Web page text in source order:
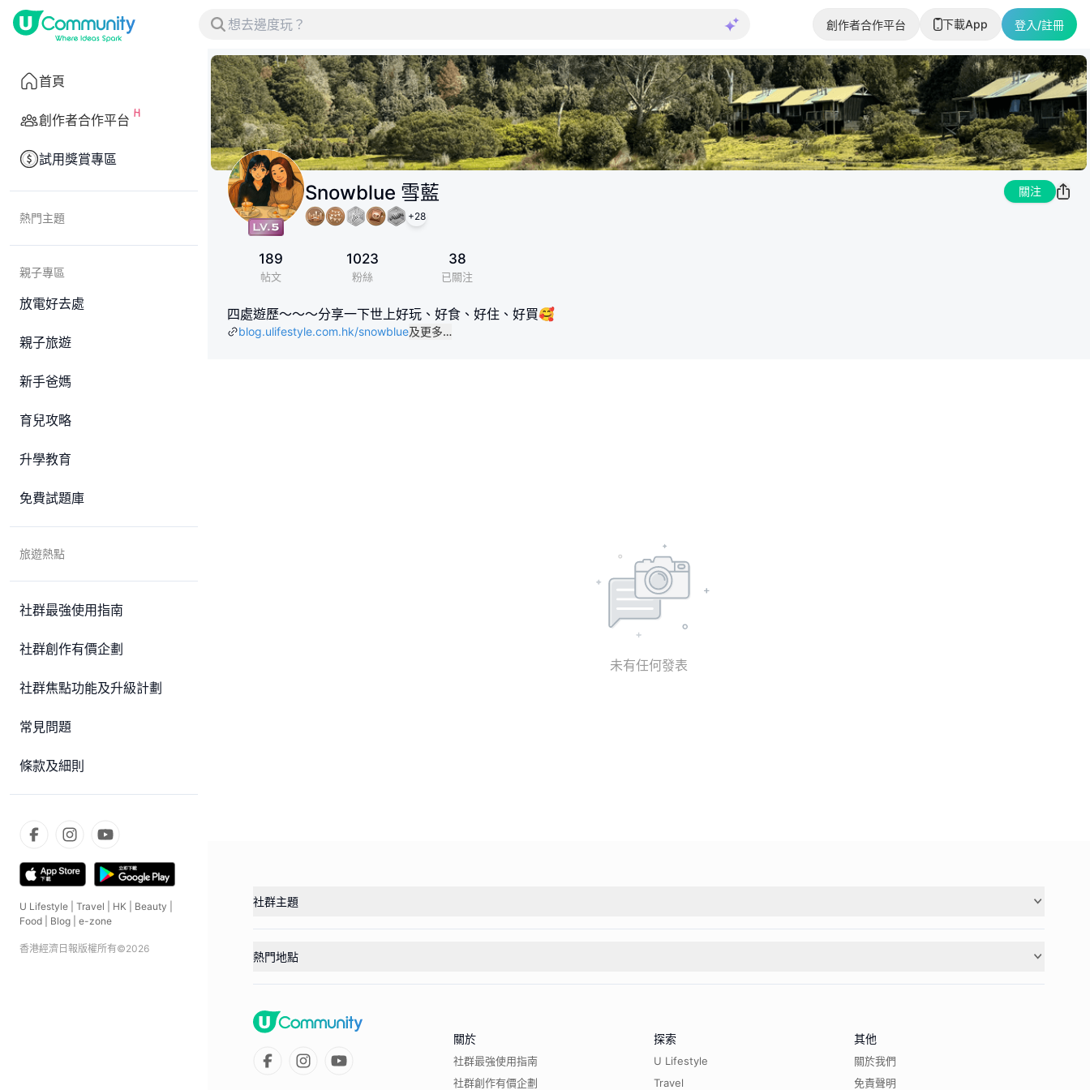
創作者合作平台 下載App 登入/註冊
首頁
創作者合作平台
試用獎賞專區
熱門主題
親子專區
放電好去處
親子旅遊
新手爸媽
育兒攻略
升學教育
免費試題庫
旅遊熱點
社群最強使用指南
社群創作有價企劃
社群焦點功能及升級計劃
常見問題
條款及細則
U Lifestyle Travel HK Beauty
Food
Blog e-zone
香港經濟日報版權所有©2026
Snowblue 雪藍
+28
關注
189
帖文
1023
粉絲
38
已關注
四處遊歷～～～分享一下世上好玩、好食、好住、好買🥰
blog.ulifestyle.com.hk/snowblue及更多…
未有任何發表
社群主題
熱門地點
關於
社群最強使用指南
社群創作有價企劃
探索
U Lifestyle
Travel
其他
關於我們
免責聲明